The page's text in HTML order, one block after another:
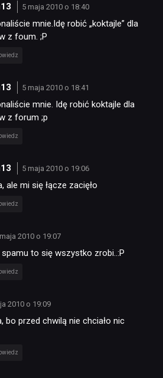
5 maja 2010 o 18:40
mnie.Idę robić „koktajle” dla
z foum. ;P
5 maja 2010 o 18:41
mnie. Idę robić koktajle dla
z forum ;p
5 maja 2010 o 19:06
ale mi się łącze zacięło
2010 o 19:07
spamu to się wszystko zrobi..:P
2010 o 19:09
bo przed chwilą nie chciało nic